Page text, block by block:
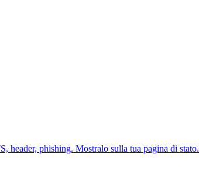
header, phishing. Mostralo sulla tua pagina di stato.